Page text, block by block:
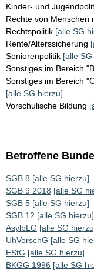
Kinder- und
Rechte von Menschen
Rechtspolitik [alle SG
Rente/Alterssicherung
Seniorenpolitik [alle
Sonstiges im Bereich
Sonstiges im Bereich
[alle SG hierzu]
Vorschulische Bildung
Betroffene
SGB 8 [alle SG hierzu]
SGB 9 2018 [alle SG
SGB 5 [alle SG hierzu]
SGB 12 [alle SG hierzu]
AsylbLG [alle SG
UhVorschG [alle SG
EStG [alle SG hierzu]
BKGG 1996 [alle SG